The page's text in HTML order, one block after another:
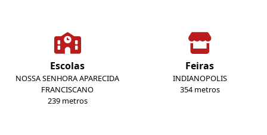
Escolas
NOSSA SENHORA APARECIDA
FRANCISCANO
239 metros
Feiras
INDIANOPOLIS
354 metros